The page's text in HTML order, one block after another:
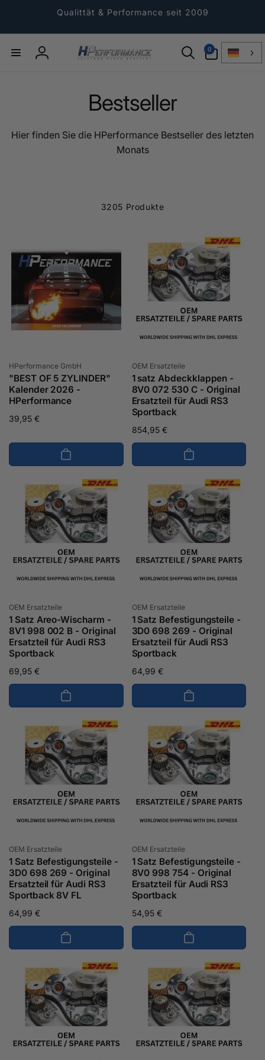
Qualittät & Performance seit 2009
Einloggen
0
Artikel
Bestseller
Hier finden Sie die HPerformance Bestseller des letzten
Monats
3205 Produkte
Anbieter:
HPerformance GmbH
"BEST OF 5 ZYLINDER"
Kalender 2026 -
HPerformance
Normaler
39,95 €
Anbieter:
OEM Ersatzteile
1 satz Abdeckklappen -
8V0 072 530 C - Original
Ersatzteil für Audi RS3
Sportback
Normaler
Preis
854,95 €
Anbieter:
OEM Ersatzteile
1 Satz Areo-Wischarm -
8V1 998 002 B - Original
Ersatzteil für Audi RS3
Sportback
Normaler
Preis
69,95 €
Anbieter:
OEM Ersatzteile
1 Satz Befestigungsteile -
3D0 698 269 - Original
Ersatzteil für Audi RS3
Sportback
Normaler
Preis
64,99 €
Anbieter:
OEM Ersatzteile
1 Satz Befestigungsteile -
3D0 698 269 - Original
Ersatzteil für Audi RS3
Sportback 8V FL
Normaler
Preis
64,99 €
Anbieter:
OEM Ersatzteile
1 Satz Befestigungsteile -
8V0 998 754 - Original
Ersatzteil für Audi RS3
Sportback
Normaler
Preis
54,95 €